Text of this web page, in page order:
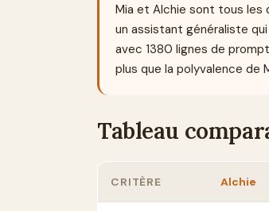
Mia et Alchie sont tous les
un assistant généraliste
avec 1380 lignes de
plus que la polyvalence de
Tableau
CRITÈRE Alchie